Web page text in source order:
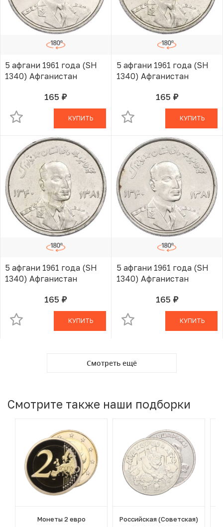
5 афгани 1961 года (SH
1340) Афганистан
165 руб.В КОРЗИНЕ
КУПИТЬ
5 афгани 1961 года (SH
1340) Афганистан
165 руб.В КОРЗИНЕ
КУПИТЬ
5 афгани 1961 года (SH
1340) Афганистан
165 руб.В КОРЗИНЕ
КУПИТЬ
5 афгани 1961 года (SH
1340) Афганистан
165 руб.В КОРЗИНЕ
КУПИТЬ
Смотреть ещё
Смотрите также наши подборки
Монеты 2 евро
Российская (Советская)